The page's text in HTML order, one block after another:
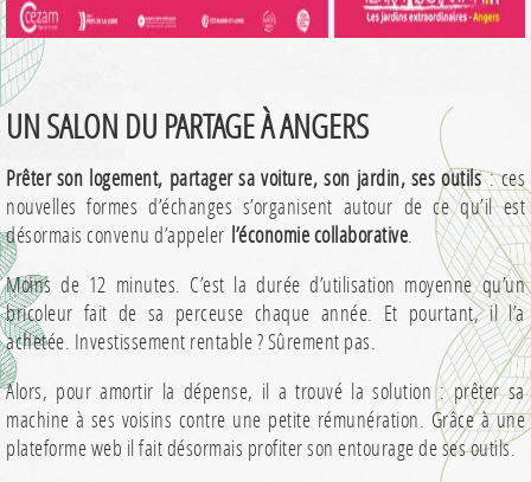
UN SALON DU PARTAGE À ANGERS
Prêter son logement, partager sa voiture, son jardin, ses outils: ces
nouvelles formes d’échanges s’organisent autour de ce qu’il est
désormais convenu d’appeler l’économie collaborative.
Moins de 12 minutes. C’est la durée d’utilisation moyenne qu’un
bricoleur fait de sa perceuse chaque année. Et pourtant, il l’a
achetée. Investissement rentable ? Sûrement pas.
Alors, pour amortir la dépense, il a trouvé la solution : prêter sa
machine à ses voisins contre une petite rémunération. Grâce à une
plateforme web il fait désormais profiter son entourage de ses outils.